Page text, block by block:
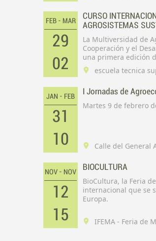
FEB - MAR
29
02
CURSO
AGROSISTEMAS
La Multiversidad de
Cooperación y el
una primera edición
sustentables" en la
2 de Marzo.
escuela tecnica
JAN - FEB
31
10
I Jornadas de
Martes 9 de febrero
Calle del General
NOV - NOV
12
15
BIOCULTURA
BioCultura, la Feria
internacional que se
Europa.
IFEMA - Feria de